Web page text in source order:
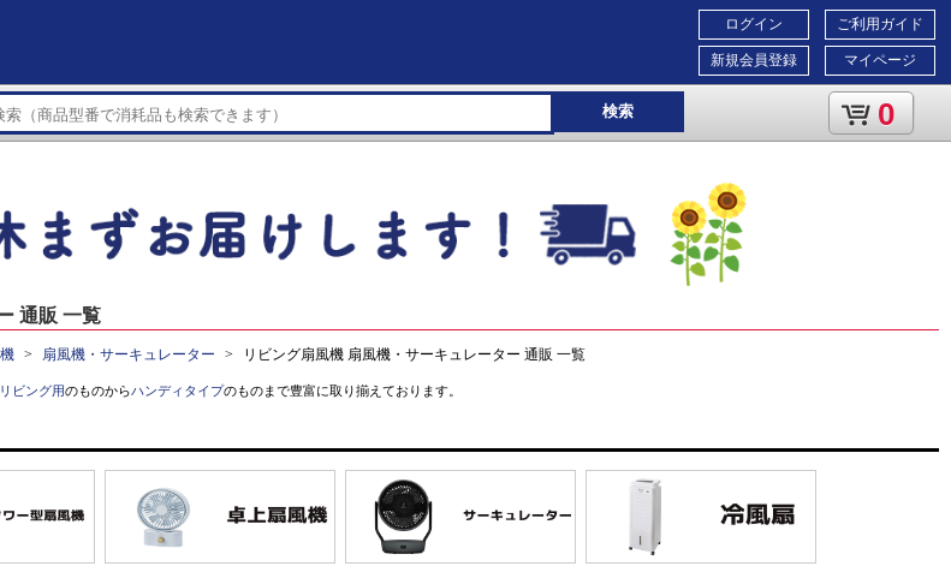
ご利用ガイド
マイページ
ログイン
新規会員登録
検索 0
通販 一覧
扇風機・サーキュレーター リビング扇風機 扇風機・サーキュレーター 通販 一覧
リビング用のものからハンディタイプのものまで豊富に取り揃えております。